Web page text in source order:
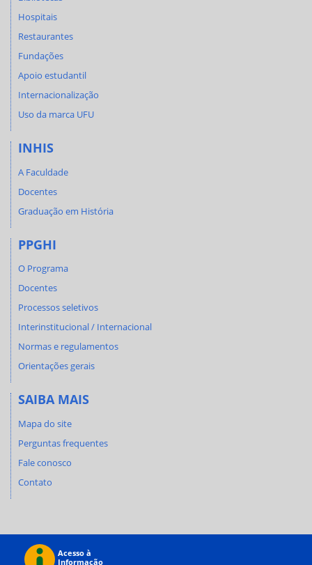
Hospitais
Restaurantes
Fundações
Apoio estudantil
Internacionalização
Uso da marca UFU
INHIS
A Faculdade
Docentes
Graduação em História
PPGHI
O Programa
Docentes
Processos seletivos
Interinstitucional / Internacional
Normas e regulamentos
Orientações gerais
SAIBA MAIS
Mapa do site
Perguntas frequentes
Fale conosco
Contato